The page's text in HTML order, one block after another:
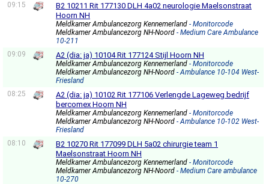
09:15
B2 10211 Rit 177130 DLH 4a02 neurologie Maelsonstraat
Hoorn NH
Meldkamer Ambulancezorg Kennemerland - Monitorcode
Meldkamer Ambulancezorg NH-Noord - Medium Care Ambulance
10-211
09:09
A2 (dia: ja) 10104 Rit 177124 Stijl Hoorn NH
Meldkamer Ambulancezorg Kennemerland - Monitorcode
Meldkamer Ambulancezorg NH-Noord - Ambulance 10-104 West-
Friesland
08:25
A2 (dia: ja) 10102 Rit 177106 Verlengde Lageweg bedrijf
bercomex Hoorn NH
Meldkamer Ambulancezorg Kennemerland - Monitorcode
Meldkamer Ambulancezorg NH-Noord - Ambulance 10-102 West-
Friesland
08:10
B2 10270 Rit 177099 DLH 5a02 chirurgie team 1
Maelsonstraat Hoorn NH
Meldkamer Ambulancezorg Kennemerland - Monitorcode
Meldkamer Ambulancezorg NH-Noord - Medium Care ambulance
10-270